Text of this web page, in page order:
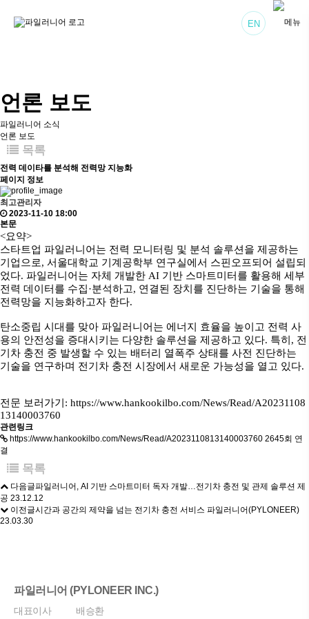
EN
언론 보도
파일러니어 소식
언론 보도
목록
전력 데이타를 분석해 전력망 지능화
페이지 정보
최고관리자
2023-11-10 18:00
본문
<요약>
스타트업 파일러니어는 전력 모니터링 및 분석 솔루션을 제공하는
기업으로, 서울대학교 기계공학부 연구실에서 스핀오프되어 설립되
었다. 파일러니어는 자체 개발한 AI 기반 스마트미터를 활용해 세부
전력 데이터를 수집·분석하고, 연결된 장치를 진단하는 기술을 통해
전력망을 지능화하고자 한다.
탄소중립 시대를 맞아 파일러니어는 에너지 효율을 높이고 전력 사
용의 안전성을 증대시키는 다양한 솔루션을 제공하고 있다. 특히, 전
기차 충전 중 발생할 수 있는 배터리 열폭주 상태를 사전 진단하는
기술을 연구하며 전기차 충전 시장에서 새로운 가능성을 열고 있다.
전문 보러가기: https://www.hankookilbo.com/News/Read/A20231108
13140003760
관련링크
https://www.hankookilbo.com/News/Read/A2023110813140003760 2645회 연
결
목록
다음글파일러니어, AI 기반 스마트미터 독자 개발…전기차 충전 및 관제 솔루션 제
공 23.12.12
이전글시간과 공간의 제약을 넘는 전기차 충전 서비스 파일러니어(PYLONEER)
23.03.30
파일러니어 (PYLONEER INC.)
대표이사 배승환